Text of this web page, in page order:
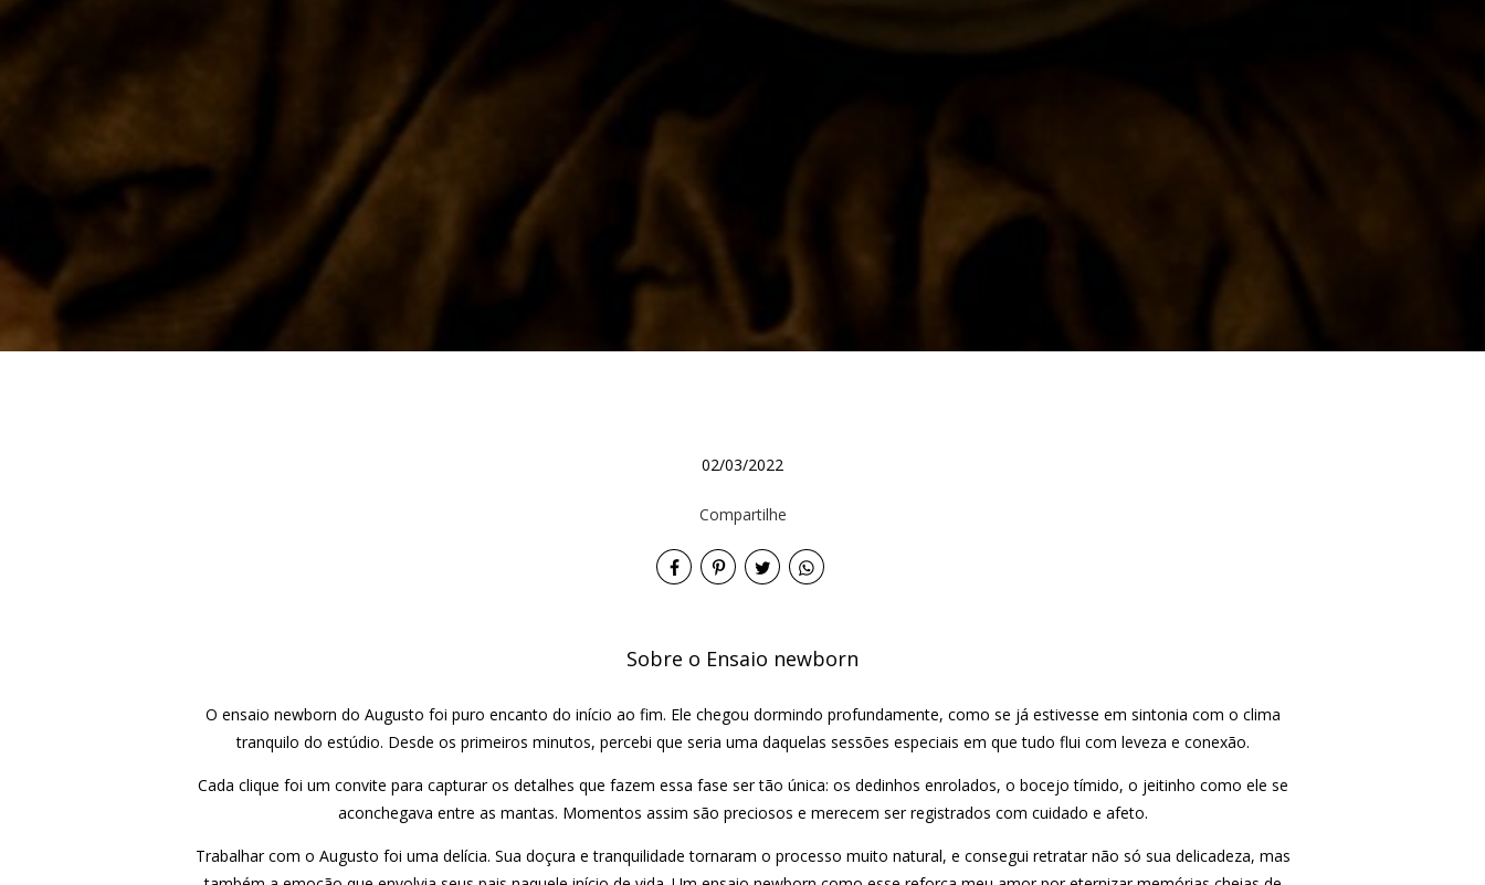
02/03/2022
Compartilhe
Sobre o Ensaio newborn
O ensaio newborn do Augusto foi puro encanto do início ao fim. Ele chegou dormindo profundamente, como se já estivesse em sintonia com o clima
tranquilo do estúdio. Desde os primeiros minutos, percebi que seria uma daquelas sessões especiais em que tudo flui com leveza e conexão.
Cada clique foi um convite para capturar os detalhes que fazem essa fase ser tão única: os dedinhos enrolados, o bocejo tímido, o jeitinho como ele se
aconchegava entre as mantas. Momentos assim são preciosos e merecem ser registrados com cuidado e afeto.
Trabalhar com o Augusto foi uma delícia. Sua doçura e tranquilidade tornaram o processo muito natural, e consegui retratar não só sua delicadeza, mas